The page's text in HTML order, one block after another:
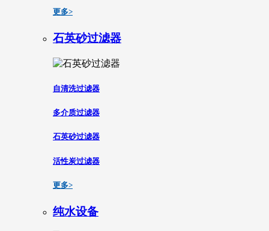
更多>
石英砂过滤器
自清洗过滤器
多介质过滤器
石英砂过滤器
活性炭过滤器
更多>
纯水设备